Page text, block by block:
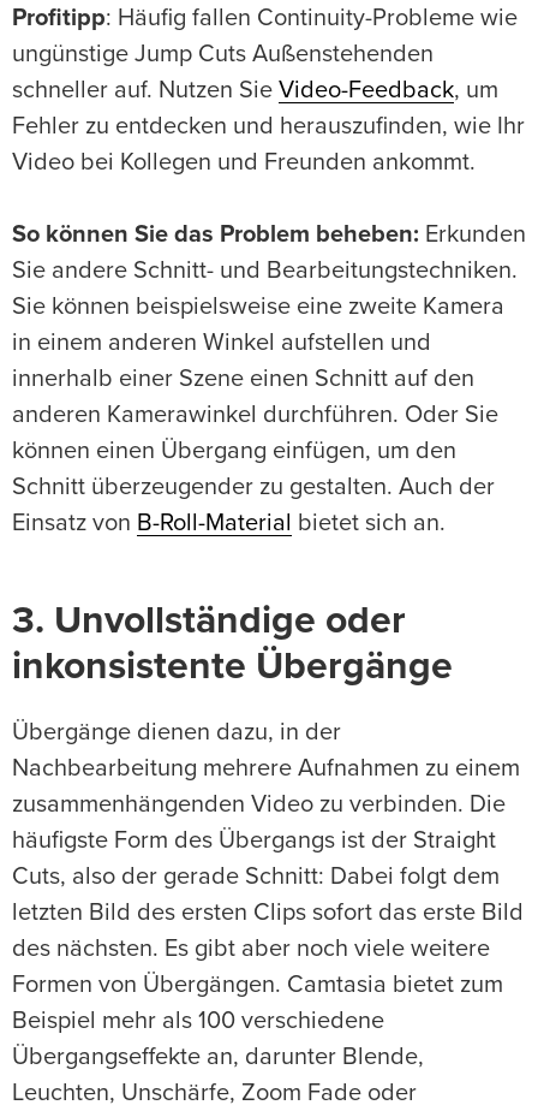
Profitipp: Häufig fallen Continuity-Probleme wie
ungünstige Jump Cuts Außenstehenden
schneller auf. Nutzen Sie Video-Feedback, um
Fehler zu entdecken und herauszufinden, wie Ihr
Video bei Kollegen und Freunden ankommt.
So können Sie das Problem beheben: Erkunden
Sie andere Schnitt- und Bearbeitungstechniken.
Sie können beispielsweise eine zweite Kamera
in einem anderen Winkel aufstellen und
innerhalb einer Szene einen Schnitt auf den
anderen Kamerawinkel durchführen. Oder Sie
können einen Übergang einfügen, um den
Schnitt überzeugender zu gestalten. Auch der
Einsatz von B-Roll-Material bietet sich an.
3. Unvollständige oder
inkonsistente Übergänge
Übergänge dienen dazu, in der
Nachbearbeitung mehrere Aufnahmen zu einem
zusammenhängenden Video zu verbinden. Die
häufigste Form des Übergangs ist der Straight
Cuts, also der gerade Schnitt: Dabei folgt dem
letzten Bild des ersten Clips sofort das erste Bild
des nächsten. Es gibt aber noch viele weitere
Formen von Übergängen. Camtasia bietet zum
Beispiel mehr als 100 verschiedene
Übergangseffekte an, darunter Blende,
Leuchten, Unschärfe, Zoom Fade oder